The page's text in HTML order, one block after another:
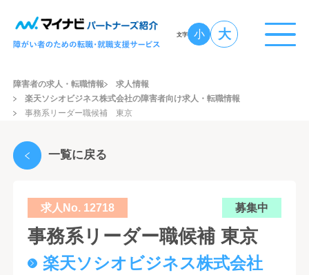
文字 小 大
障害者の求人・転職情報
求人情報
楽天ソシオビジネス株式会社の障害者向け求人・転職情報
事務系リーダー職候補 東京
一覧に戻る
求人No. 12718 募集中
事務系リーダー職候補 東京
楽天ソシオビジネス株式会社